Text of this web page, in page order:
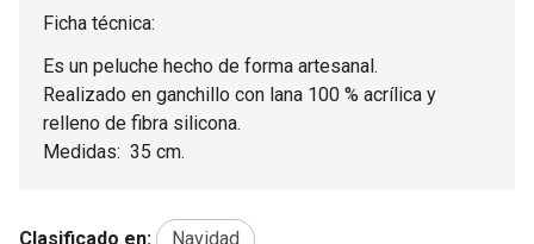
Ficha técnica:
Es un peluche hecho de forma artesanal.
Realizado en ganchillo con lana 100 % acrílica y
relleno de fibra silicona.
Medidas: 35 cm.
Clasificado en: Navidad